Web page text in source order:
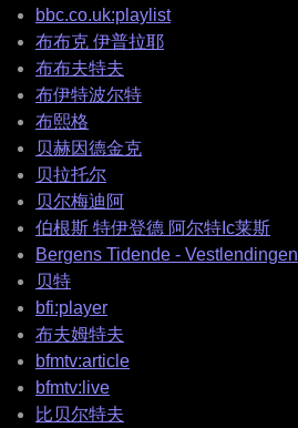
bbc.co.uk:playlist
布布克 伊普拉耶
布布夫特夫
布伊特波尔特
布熙格
贝赫因德金克
贝拉托尔
贝尔梅迪阿
伯根斯 特伊登德 阿尔特Ic莱斯
Bergens Tidende - Vestlendingen
贝特
bfi:player
布夫姆特夫
bfmtv:article
bfmtv:live
比贝尔特夫